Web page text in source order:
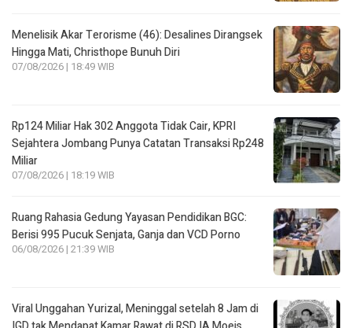
Menelisik Akar Terorisme (46): Desalines Dirangsek
Hingga Mati, Christhope Bunuh Diri
07/08/2026 | 18:49 WIB
Rp124 Miliar Hak 302 Anggota Tidak Cair, KPRI
Sejahtera Jombang Punya Catatan Transaksi Rp248
Miliar
07/08/2026 | 18:19 WIB
Ruang Rahasia Gedung Yayasan Pendidikan BGC:
Berisi 995 Pucuk Senjata, Ganja dan VCD Porno
06/08/2026 | 21:39 WIB
Viral Unggahan Yurizal, Meninggal setelah 8 Jam di